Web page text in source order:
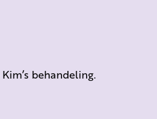
behandeling.